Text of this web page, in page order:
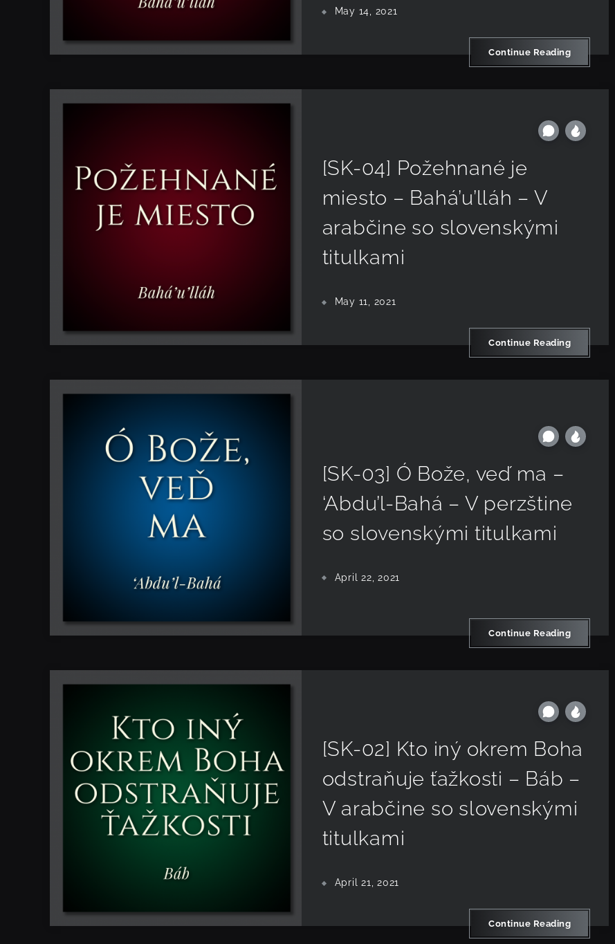
May 14, 2021
Continue Reading
[SK-04] Požehnané je
miesto – Bahá’u’lláh – V
arabčine so slovenskými
titulkami
May 11, 2021
Continue Reading
[SK-03] Ó Bože, veď ma –
‘Abdu’l-Bahá – V perzštine
so slovenskými titulkami
April 22, 2021
Continue Reading
[SK-02] Kto iný okrem Boha
odstraňuje ťažkosti – Báb –
V arabčine so slovenskými
titulkami
April 21, 2021
Continue Reading